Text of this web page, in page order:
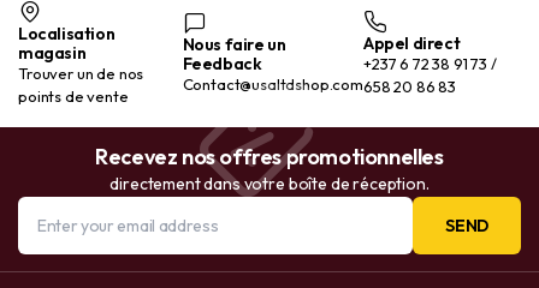
Localisation
magasin
Trouver un de nos
points de vente
Nous faire un
Feedback
Contact@usaltdshop.com
Appel direct
+237 6 72 38 91 73 /
658 20 86 83
Recevez nos offres promotionnelles
directement dans votre boîte de réception.
SEND